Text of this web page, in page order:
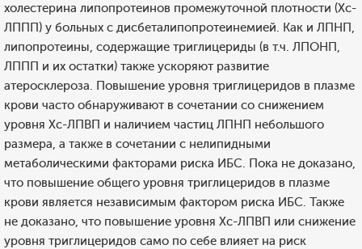
холестерина липопротеинов промежуточной плотности (Хс-
ЛППП) у больных с дисбеталипопротеинемией. Как и ЛПНП,
липопротеины, содержащие триглицериды (в т.ч. ЛПОНП,
ЛППП и их остатки) также ускоряют развитие
атеросклероза. Повышение уровня триглицеридов в плазме
крови часто обнаруживают в сочетании со снижением
уровня Хс-ЛПВП и наличием частиц ЛПНП небольшого
размера, а также в сочетании с нелипидными
метаболическими факторами риска ИБС. Пока не доказано,
что повышение общего уровня триглицеридов в плазме
крови является независимым фактором риска ИБС. Также
не доказано, что повышение уровня Хс-ЛПВП или снижение
уровня триглицеридов само по себе влияет на риск